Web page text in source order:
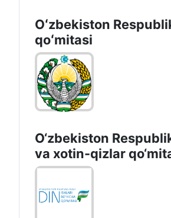
Oʻzbekiston
qoʻmitasi
O‘zbekiston
va xotin-qizlar